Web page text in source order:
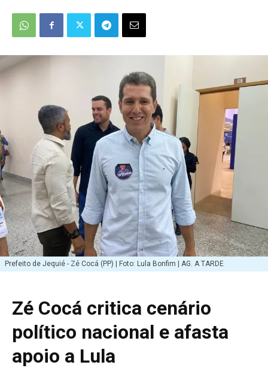
Prefeito de Jequié - Zé Cocá (PP) | Foto: Lula Bonfim | AG. A TARDE
Zé Cocá critica cenário
político nacional e afasta
apoio a Lula